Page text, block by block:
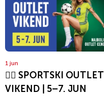
1 jun
🏃‍♀️ SPORTSKI OUTLET
VIKEND | 5–7. JUN